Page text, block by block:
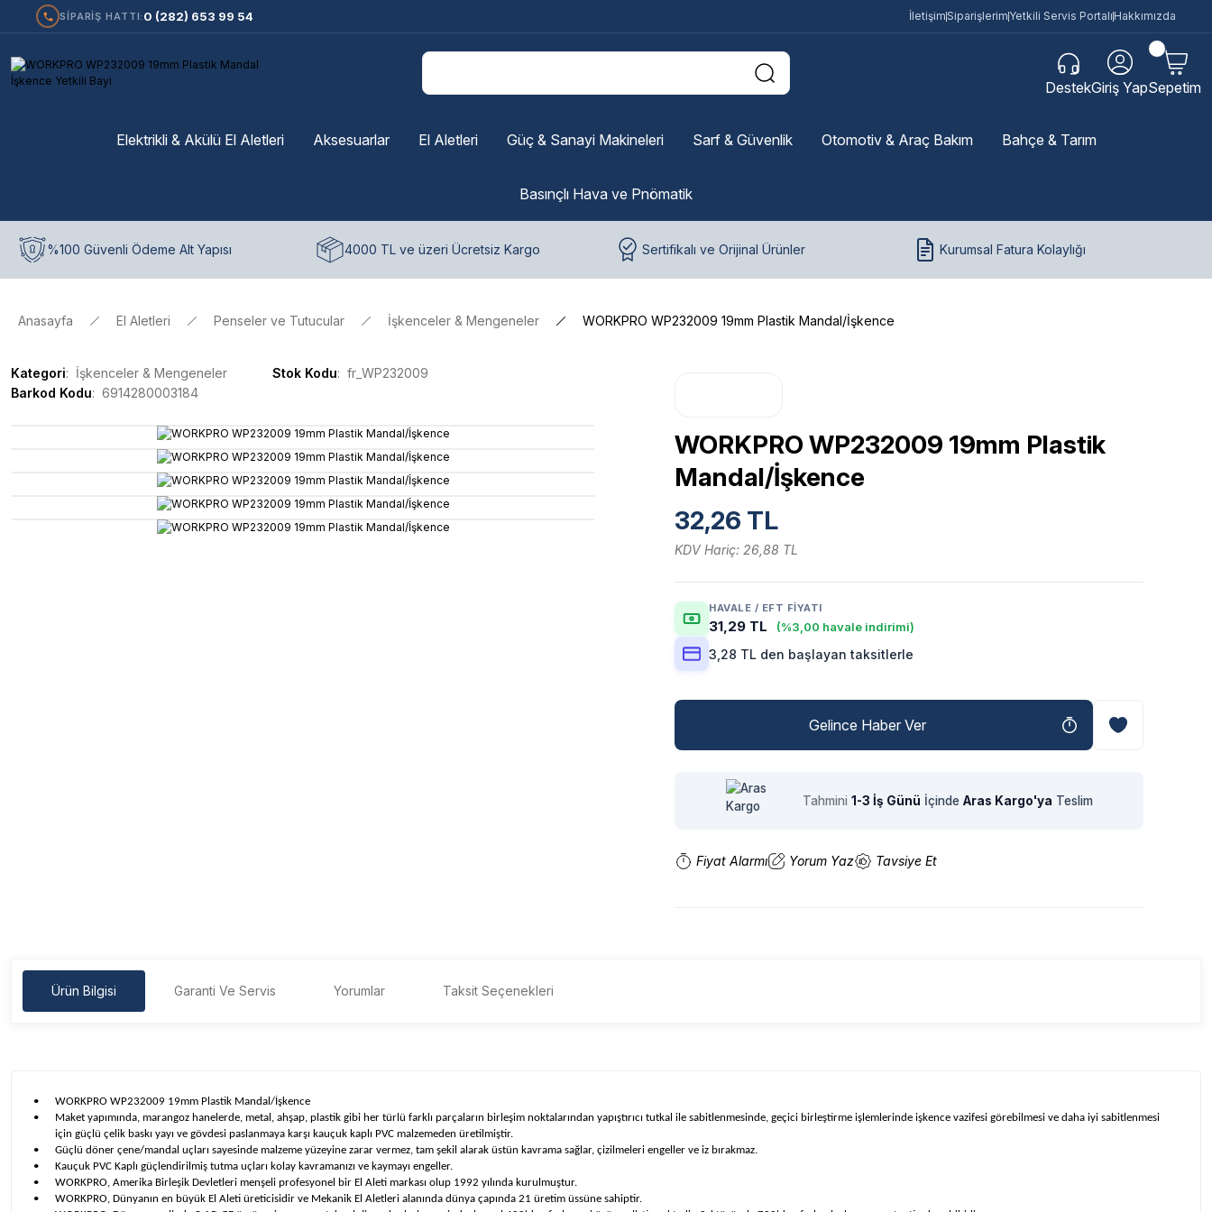
SİPARİŞ HATTI: 0 (282) 653 99 54 İletişimSiparişlerim Yetkili Servis Portalı Hakkımızda
DestekGiriş YapSepetim
Elektrikli & Akülü El Aletleri Aksesuarlar El Aletleri Güç & Sanayi Makineleri Sarf & Güvenlik Otomotiv & Araç Bakım Bahçe & Tarım
Basınçlı Hava ve Pnömatik
%100 Güvenli Ödeme Alt Yapısı 4000 TL ve üzeri Ücretsiz Kargo Sertifikalı ve Orijinal Ürünler Kurumsal Fatura Kolaylığı
Anasayfa El Aletleri Penseler ve Tutucular İşkenceler & Mengeneler WORKPRO WP232009 19mm Plastik Mandal/İşkence
Kategori İşkenceler & Mengeneler Stok Kodu
fr_WP232009
Barkod Kodu
6914280003184
WORKPRO WP232009 19mm Plastik
Mandal/İşkence
32,26 TL
KDV Hariç: 26,88 TL
HAVALE / EFT FIYATI
31,29 TL (%3,00 havale indirimi)
3,28 TL den başlayan taksitlerle
Gelince Haber Ver
Tahmini 1-3 İş Günü İçinde Aras Kargo'ya Teslim
Fiyat Alarmı Yorum Yaz Tavsiye Et
Ürün Bilgisi Garanti Ve Servis Yorumlar Taksit Seçenekleri
•
WORKPRO WP232009 19mm Plastik Mandal/İşkence
•
Maket yapımında, marangoz hanelerde, metal, ahşap, plastik gibi her türlü farklı parçaların birleşim noktalarından yapıştırıcı tutkal ile sabitlenmesinde, geçici birleştirme işlemlerinde işkence vazifesi görebilmesi ve daha iyi sabitlenmesi
için güçlü çelik baskı yayı ve gövdesi paslanmaya karşı kauçuk kaplı PVC malzemeden üretilmiştir.
•
Güçlü döner çene/mandal uçları sayesinde malzeme yüzeyine zarar vermez, tam şekil alarak üstün kavrama sağlar, çizilmeleri engeller ve iz bırakmaz.
•
Kauçuk PVC Kaplı güçlendirilmiş tutma uçları kolay kavramanızı ve kaymayı engeller.
•
WORKPRO, Amerika Birleşik Devletleri menşeli profesyonel bir El Aleti markası olup 1992 yılında kurulmuştur.
•
WORKPRO, Dünyanın en büyük El Aleti üreticisidir ve Mekanik El Aletleri alanında dünya çapında 21 üretim üssüne sahiptir.